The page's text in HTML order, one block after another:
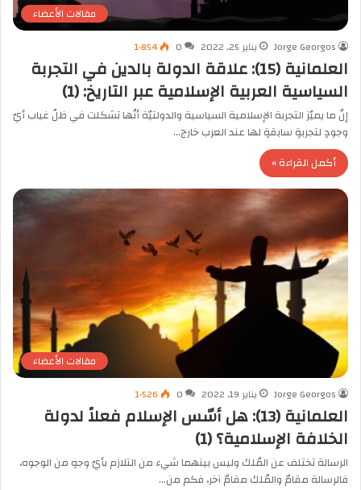
مقالات الأعضاء
Jorge Georgos
يناير 25, 2022 0 1٬854
العلمانية (15): علاقة الدولة بالدين في التجربة
السياسية العربية الإسلامية عبر التاريخ: (1)
إنّ ما يميّز التجربة الإسلامية السياسية والدولتيّة أنّها تشكلت في ظلّ غياب أيّ
وجودٍ لتجربةٍ سابقةٍ لها عند العرب خارج…
أكمل القراءة »
مقالات الأعضاء
Jorge Georgos
يناير 19, 2022 0 1٬526
العلمانية (13): هل أسّس الإسلام فعلاً لدولة
الخلافة الإسلامية؟ (1)
الرسالة تختلف عن المُلك وليس بينهما شيء من التلازم بأيّ وجهٍ من الوجوه،
فالرسالة مقامٌ والمُلك مقامٌ آخر، فكم من…